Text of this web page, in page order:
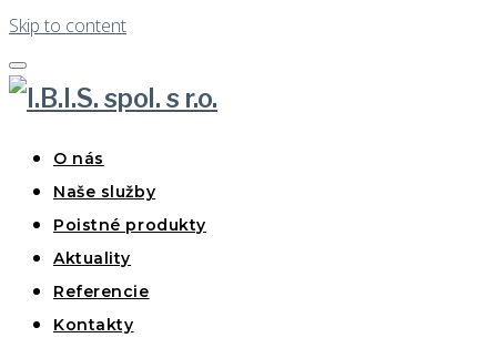
Skip to content
O nás
Naše služby
Poistné produkty
Aktuality
Referencie
Kontakty